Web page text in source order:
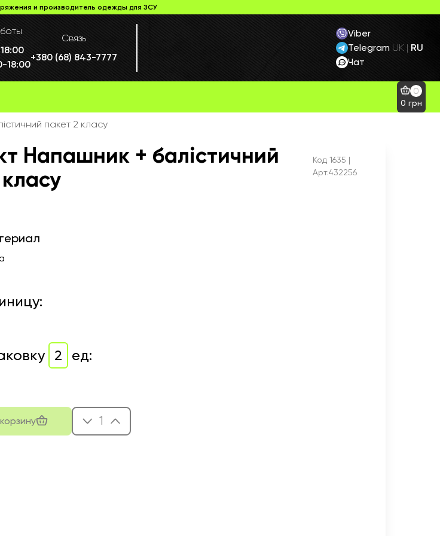
и производитель одежды для ЗСУ
18:00
Связь
+380 (68) 843-7777
Viber
Telegram
Чат
UK | RU
0
0 грн
пакет 2 класу
Напашник + балістичний
Код1635 |
Арт.432256
:
2 ед:
1